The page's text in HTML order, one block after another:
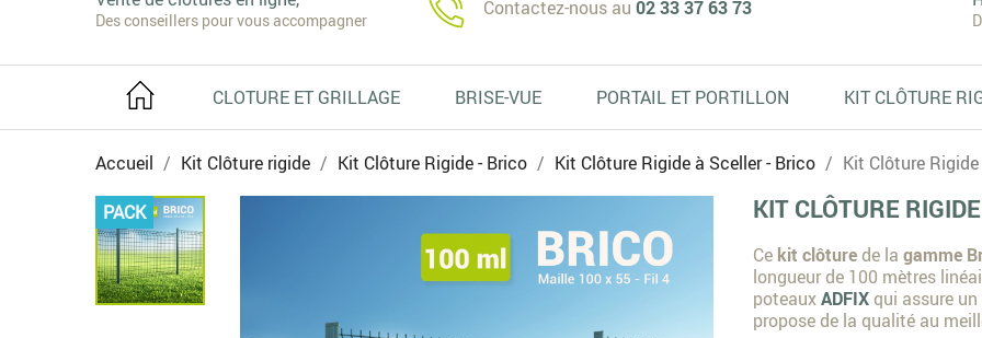
Des conseillers pour vous accompagner
Contactez-nous au 02 33 37 63 73
CLOTURE ET GRILLAGE BRISE-VUE PORTAIL ET PORTILLON KIT CLÔTURE
Accueil Kit Clôture rigide Kit Clôture Rigide - Brico Kit Clôture Rigide à Sceller - Brico Kit Clôture
PACK KIT CLÔTURE
Ce kit clôturede la gamme
longueur de 100 mètres
poteauxADFIXqui assure
propose de la qualité au